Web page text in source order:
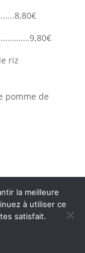
riz
pomme de
Grenoble -
- 2026
la meilleure
à utiliser ce
satisfait.